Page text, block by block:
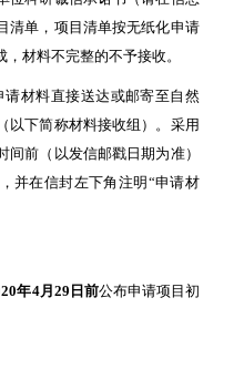
清单，项目清单按无纸化申请
材料不完整的不予接收。
材料直接送达或邮寄至自然
以下简称材料接收组）。采用
前（以发信邮戳日期为准）
并在信封左下角注明“申请材
年4月 29 日前公布申请项目初